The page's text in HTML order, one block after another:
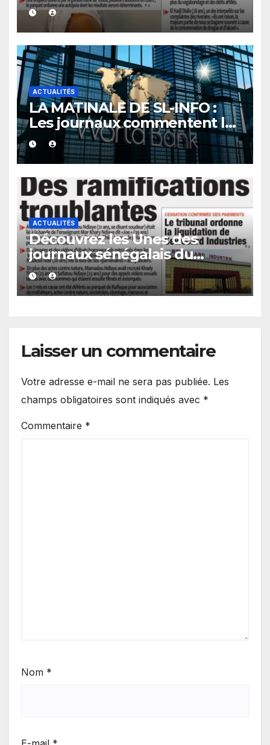
06 août 2026
ACTUALITÉS
LA MATINALE DE SL-INFO :
Les journaux commentent le
nouvel accord du Sénégal
avec la Banque mondiale
ACTUALITÉS
Découvrez les Unes des
journaux sénégalais du
mercredi 05 août 2026
Laisser un commentaire
Votre adresse e-mail ne sera pas publiée. Les
champs obligatoires sont indiqués avec *
Commentaire *
Nom *